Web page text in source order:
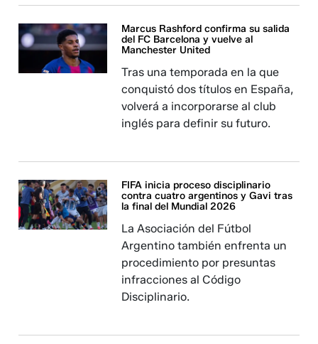
Marcus Rashford confirma su salida
del FC Barcelona y vuelve al
Manchester United
Tras una temporada en la que
conquistó dos títulos en España,
volverá a incorporarse al club
inglés para definir su futuro.
FIFA inicia proceso disciplinario
contra cuatro argentinos y Gavi tras
la final del Mundial 2026
La Asociación del Fútbol
Argentino también enfrenta un
procedimiento por presuntas
infracciones al Código
Disciplinario.